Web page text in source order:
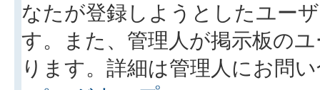
なたが登録しようとしたユー
す。また、管理人が掲示板の
ります。詳細は管理人にお問